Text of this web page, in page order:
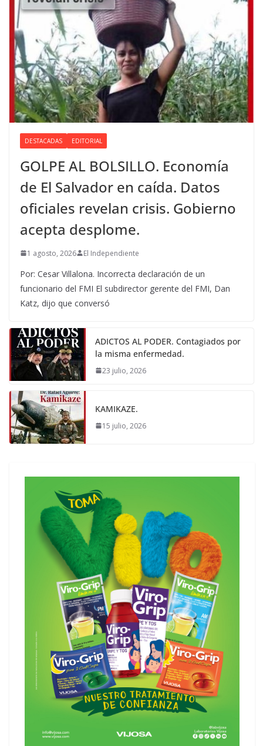
DESTACADAS EDITORIAL
GOLPE AL BOLSILLO. Economía
de El Salvador en caída. Datos
oficiales revelan crisis. Gobierno
acepta desplome.
1 agosto, 2026 El Independiente
Por: Cesar Villalona. Incorrecta declaración de un
funcionario del FMI El subdirector gerente del FMI, Dan
Katz, dijo que conversó
ADICTOS AL PODER. Contagiados por
la misma enfermedad.
23 julio, 2026
KAMIKAZE.
15 julio, 2026